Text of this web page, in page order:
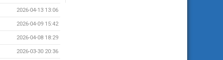
2026-04-13 13:06
2026-04-09 15:42
2026-04-08 18:29
2026-03-30 20:36